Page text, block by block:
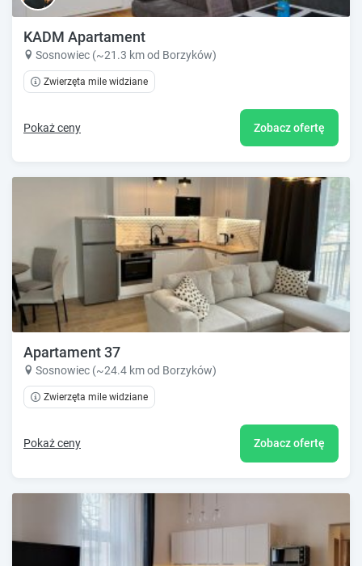
KADM Apartament
Sosnowiec (~21.3 km od Borzyków)
Zwierzęta mile widziane
Pokaż ceny Zobacz ofertę
Apartament 37
Sosnowiec (~24.4 km od Borzyków)
Zwierzęta mile widziane
Pokaż ceny Zobacz ofertę